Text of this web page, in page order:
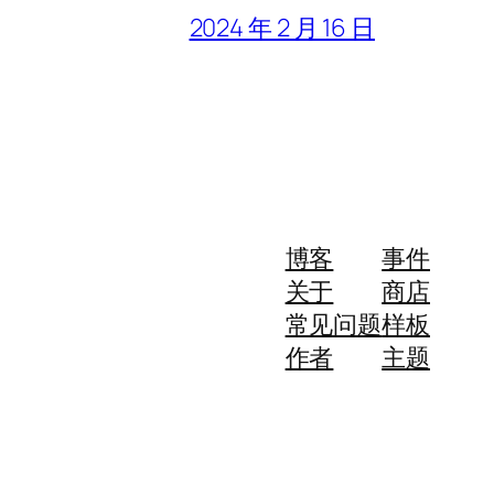
2024 年 2 月 16 日
博客
关于
常见问题
作者
事件
商店
样板
主题